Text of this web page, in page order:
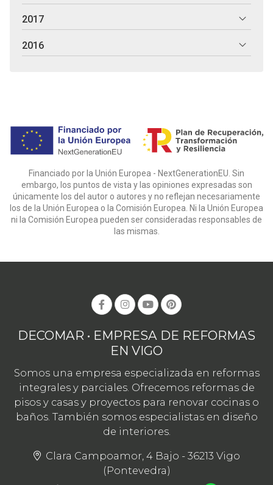
2017
2016
Financiado por la Unión Europea - NextGenerationEU. Sin
embargo, los puntos de vista y las opiniones expresadas son
únicamente los del autor o autores y no reflejan necesariamente
los de la Unión Europea o la Comisión Europea. Ni la Unión Europea
ni la Comisión Europea pueden ser consideradas responsables de
las mismas.
DECOMAR • EMPRESA DE REFORMAS
EN VIGO
Somos una empresa especializada en reformas
integrales y parciales. Ofrecemos reformas de
pisos y casas y proyectos para renovar cocinas o
baños. También somos especialistas en diseño
de interiores.
Clara Campoamor, 4 Bajo - 36213 Vigo
(Pontevedra)